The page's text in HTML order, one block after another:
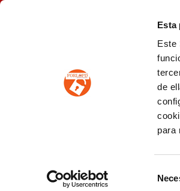
Esta
Este
de
para
de